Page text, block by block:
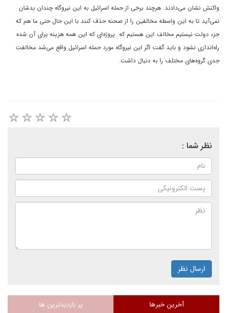
واکنش نشان می‌دادند. هرچند برخی از حمله اسرائیل به این نیروگاه چندان بدشان
نمی‌آید تا به این واسطه مخالفین را از صحنه حذف کنند با این حال حتی ما هم که
جزء دولت نیستیم مخالف این هستیم که پروژه‌ای که این همه هزینه برای آن شده
راه‌اندازی نشود و باید گفت اگر این نیروگاه مورد حمله اسرائیل واقع می‌شد مخالفت
جدی گروه‌های مختلف را به دنبال داشت.
نظر شما :
ارسال نظر
آخرین خبرها پر بازدیدترین ها